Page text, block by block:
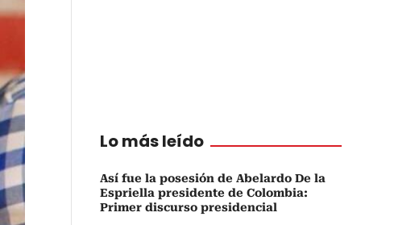
Lo más leído
Así fue la posesión de Abelardo De la
Espriella presidente de Colombia:
Primer discurso presidencial